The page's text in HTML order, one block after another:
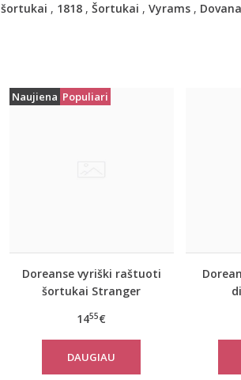
šortukai , 1818, Šortukai , Vyrams, Dovana
Naujiena Populiari
Doreanse vyriški raštuoti
šortukai Stranger
1455€
DAUGIAU